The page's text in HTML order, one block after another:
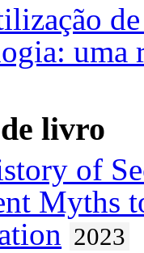
uma
livro
of
Myths
2023